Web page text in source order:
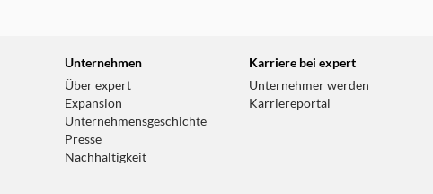
Unternehmen
Über expert
Expansion
Unternehmensgeschichte
Presse
Nachhaltigkeit
Karriere bei expert
Unternehmer werden
Karriereportal